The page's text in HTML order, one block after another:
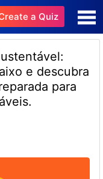
a Quiz
e descubra
para